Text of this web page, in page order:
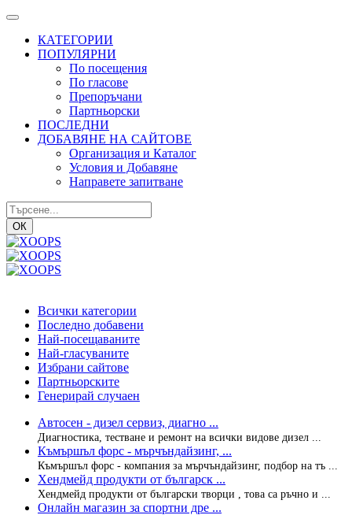
КАТЕГОРИИ
ПОПУЛЯРНИ
По посещения
По гласове
Препоръчани
Партньорски
ПОСЛЕДНИ
ДОБАВЯНЕ НА САЙТОВЕ
Организация и Каталог
Условия и Добавяне
Направете запитване
ОК
Всички категории
Последно добавени
Най-посещаваните
Най-гласуваните
Избрани сайтове
Партньорските
Генерирай случаен
Автосен - дизел сервиз, диагно ...
Диагностика, тестване и ремонт на всички видове дизел ...
Къмършъл форс - мърчъндайзинг, ...
Къмършъл форс - компания за мърчъндайзинг, подбор на тъ ...
Хендмейд продукти от българск ...
Хендмейд продукти от български творци , това са ръчно и ...
Онлайн магазин за спортни дре ...